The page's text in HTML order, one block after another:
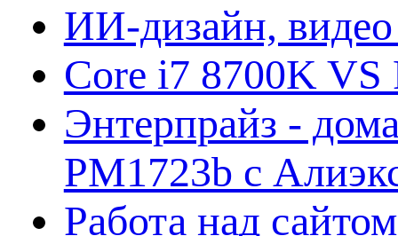
ИИ-дизайн,
Core i7 8700K VS
Энтерпрайз -
PM1723b с
Работа над